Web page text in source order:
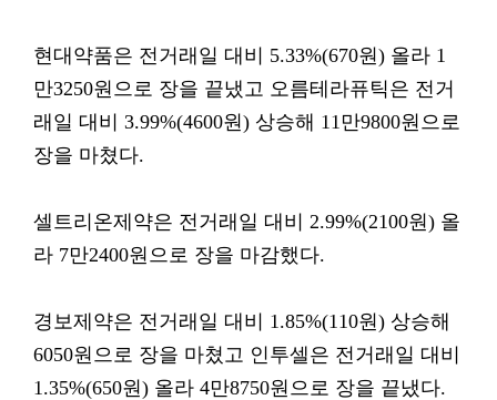
현대약품은 전거래일 대비 5.33%(670원) 올라 1
만3250원으로 장을 끝냈고 오름테라퓨틱은 전거
래일 대비 3.99%(4600원) 상승해 11만9800원으로
장을 마쳤다.
셀트리온제약은 전거래일 대비 2.99%(2100원) 올
라 7만2400원으로 장을 마감했다.
경보제약은 전거래일 대비 1.85%(110원) 상승해
6050원으로 장을 마쳤고 인투셀은 전거래일 대비
1.35%(650원) 올라 4만8750원으로 장을 끝냈다.